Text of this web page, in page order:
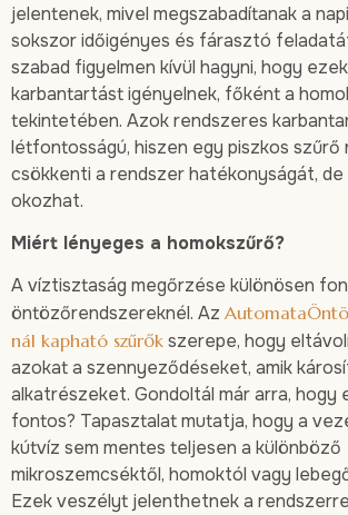
jelentenek, mivel megszabadítanak a
sokszor időigényes és fárasztó
szabad figyelmen kívül hagyni, hogy
karbantartást igényelnek, főként a
tekintetében. Azok rendszeres
létfontosságú, hiszen egy piszkos szűrő
csökkenti a rendszer hatékonyságát, de
okozhat.
Miért lényeges a homokszűrő?
A víztisztaság megőrzése különösen
öntözőrendszereknél. Az
nál kapható szűrők szerepe, hogy
azokat a szennyeződéseket, amik
alkatrészeket. Gondoltál már arra, hogy
fontos? Tapasztalat mutatja, hogy a
kútvíz sem mentes teljesen a különböző
mikroszemcséktől, homoktól vagy
Ezek veszélyt jelenthetnek a